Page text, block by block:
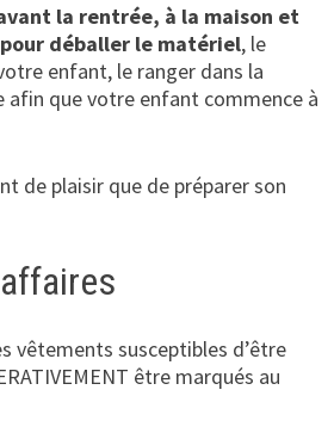
la rentrée, à la maison et
déballer le matériel, le
enfant, le ranger dans la
afin que votre enfant commence à
de plaisir que de préparer son
vêtements susceptibles d’être
être marqués au